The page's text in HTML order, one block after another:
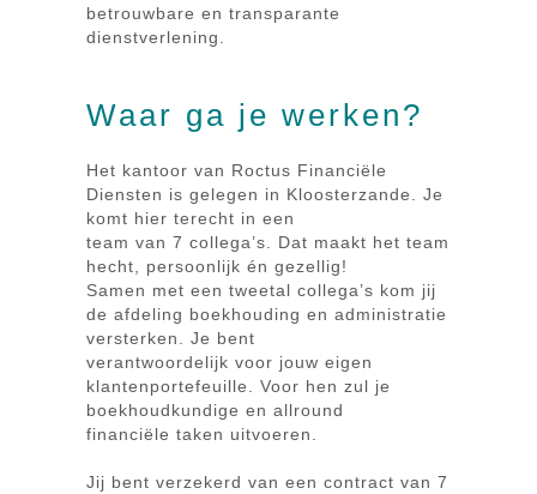
betrouwbare en transparante
dienstverlening.
Waar ga je werken?
Het kantoor van Roctus Financiële
Diensten is gelegen in Kloosterzande. Je
komt hier terecht in een
team van 7 collega’s. Dat maakt het team
hecht, persoonlijk én gezellig!
Samen met een tweetal collega’s kom jij
de afdeling boekhouding en administratie
versterken. Je bent
verantwoordelijk voor jouw eigen
klantenportefeuille. Voor hen zul je
boekhoudkundige en allround
financiële taken uitvoeren.
Jij bent verzekerd van een contract van 7